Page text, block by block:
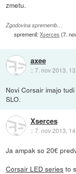
zmetu.
Zgodovina sprememb…
spremenil:Xserces (7.
axee
::7. nov 2013,
Novi Corsair imajo
SLO.
Xserces
::7. nov 2013,
Ja ampak so 20€
Corsair LED series to